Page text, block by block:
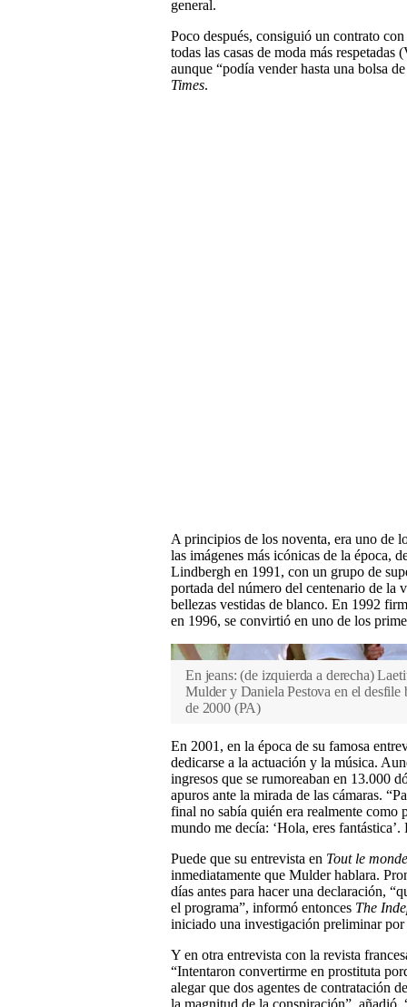
general.
Poco después, consiguió un contrato
todas las casas de moda más
aunque “podía vender hasta una bolsa
Times.
A principios de los noventa, era uno de
las imágenes más icónicas de la época,
Lindbergh en 1991, con un grupo de
portada del número del centenario de la
bellezas vestidas de blanco. En 1992
en 1996, se convirtió en uno de los
En jeans: (de izquierda a derecha)
Mulder y Daniela Pestova en el desfile
de 2000 (PA)
En 2001, en la época de su famosa
dedicarse a la actuación y la música.
ingresos que se rumoreaban en 13.000
apuros ante la mirada de las cámaras.
final no sabía quién era realmente como
mundo me decía: ‘Hola, eres
Puede que su entrevista en Tout le monde
inmediatamente que Mulder hablara.
días antes para hacer una declaración,
el programa”, informó entonces The
iniciado una investigación preliminar por
Y en otra entrevista con la revista
“Intentaron convertirme en prostituta
alegar que dos agentes de contratación
la magnitud de la conspiración”,